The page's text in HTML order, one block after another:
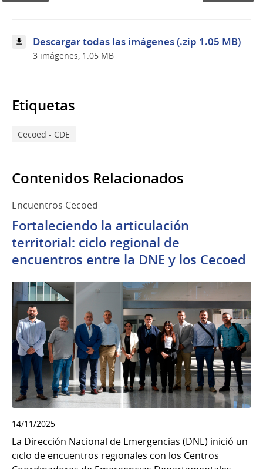
Cecoed
de
la
Descargar todas las imágenes (.zip 1.05 MB)
3 imágenes, 1.05 MB
Etiquetas
Cecoed - CDE
Contenidos Relacionados
Encuentros Cecoed
Fortaleciendo la articulación
territorial: ciclo regional de
encuentros entre la DNE y los Cecoed
14/11/2025
La Dirección Nacional de Emergencias (DNE) inició un
ciclo de encuentros regionales con los Centros